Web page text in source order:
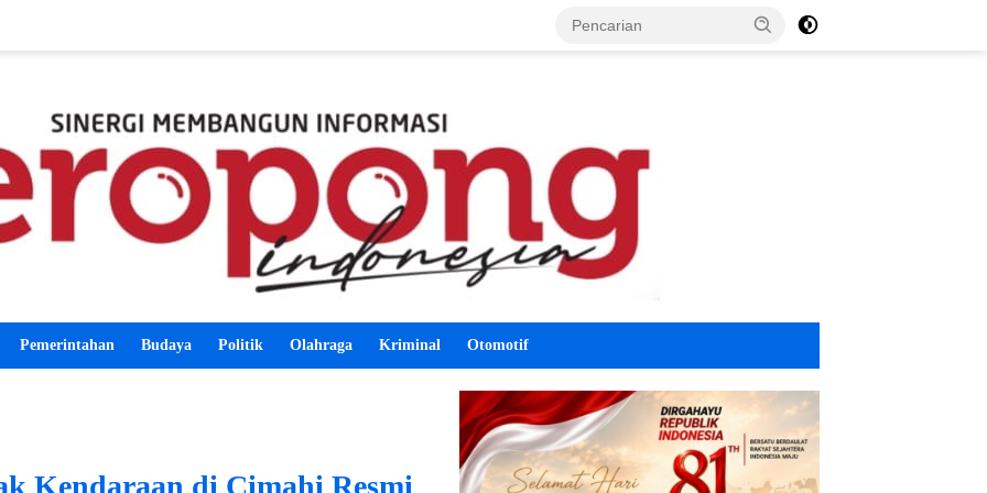
Pemerintahan Budaya Politik Olahraga Kriminal Otomotif
Kendaraan di Cimahi Resmi